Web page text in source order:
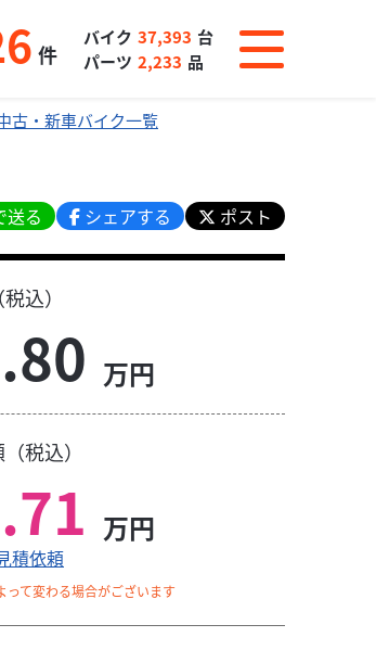
件
バイク 37,393 台
パーツ 2,233 品
古・新車バイク一覧
送る シェアする ポスト
込）
.80 万円
税込）
.71 万円
積依頼
て変わる場合がございます